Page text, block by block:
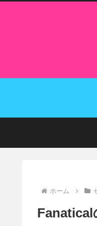
ホーム
Fanatical